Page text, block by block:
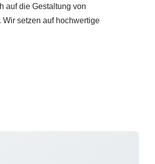
auf die Gestaltung von
setzen auf hochwertige